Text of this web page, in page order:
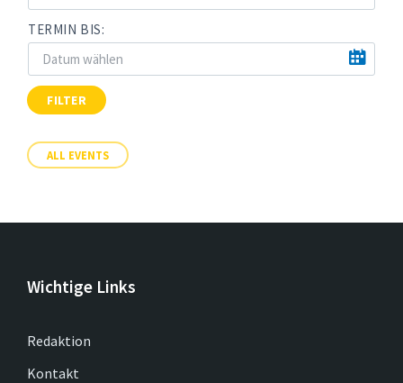
TERMIN BIS:
FILTER
ALL EVENTS
Wichtige Links
Redaktion
Kontakt